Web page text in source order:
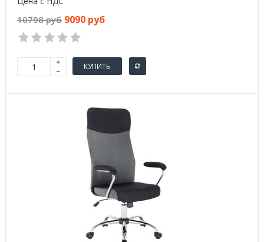
10798 руб 9090 руб
КУПИТЬ